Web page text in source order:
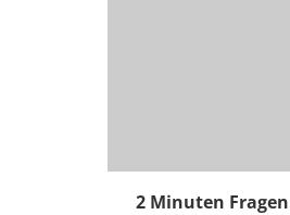
2 Minuten